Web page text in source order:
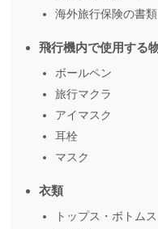
海外旅行保険の書類
飛行機内で使用する
ボールペン
旅行マクラ
アイマスク
耳栓
マスク
衣類
トップス・ボトムス